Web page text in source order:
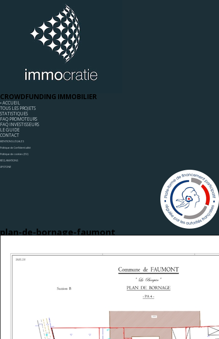
CROWDFUNDING IMMOBILIER
◦ ACCUEIL
TOUS LES PROJETS
STATISTIQUES
FAQ PROMOTEURS
FAQ INVESTISSEURS
LE GUIDE
CONTACT
MENTIONS LÉGALES
Politique de Confidentialité
Politique de cookies (EU)
RÉCLAMATIONS
UPSTONE
plan-de-bornage-faumont